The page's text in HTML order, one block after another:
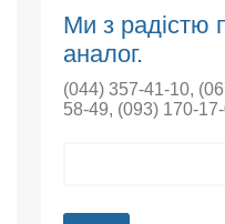
Ми з радістю
аналог.
(044) 357-41-10,
58-49, (093) 170-